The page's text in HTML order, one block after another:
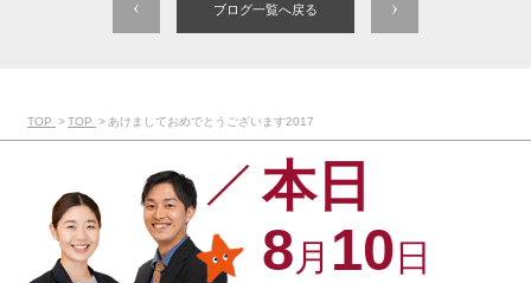
ブログ一覧へ戻る
TOP TOP あけましておめでとうございます2017
本日
8 月 10 日